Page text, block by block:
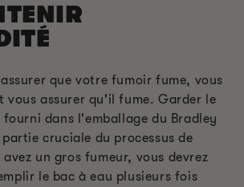
que votre fumoir fume, vous
vous assurer qu'il fume. Garder le
fourni dans l'emballage du Bradley
partie cruciale du processus de
un gros fumeur, vous devrez
le bac à eau plusieurs fois